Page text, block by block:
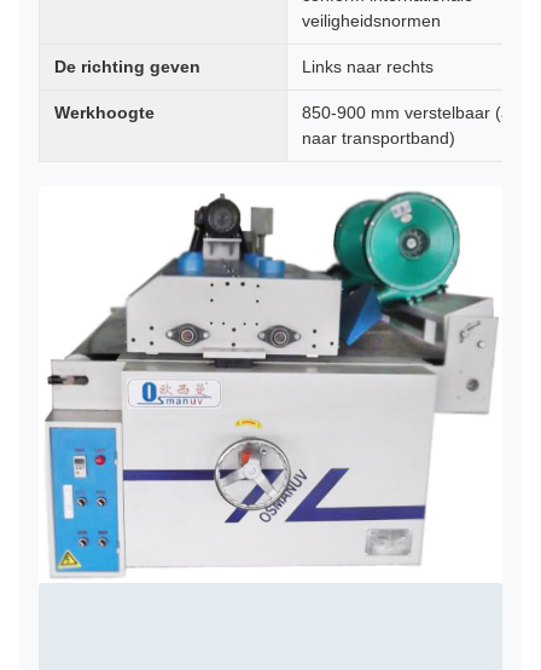
veiligheidsnormen
De richting geven Links naar rechts
Werkhoogte
850-900 mm verstelbaar (aard
naar transportband)